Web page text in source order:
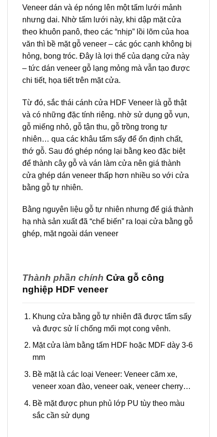
Veneer dán và ép nóng lên một tấm lưới mảnh
nhưng dai. Nhờ tấm lưới này, khi dập mặt cửa
theo khuôn panô, theo các “nhịp” lồi lõm của hoa
văn thì bề mặt gỗ veneer – các góc cạnh không bị
hỏng, bong tróc. Đây là lợi thế của dạng cửa này
– tức dán veneer gỗ lạng mỏng mà vẫn tạo được
chi tiết, họa tiết trên mặt cửa.
Từ đó, sắc thái cánh cửa HDF Veneer là gỗ thật
và có những đặc tính riêng. nhờ sử dụng gỗ vụn,
gỗ miếng nhỏ, gỗ tận thu, gỗ trồng trong tự
nhiên… qua các khâu tẩm sấy để ổn định chất,
thớ gỗ. Sau đó ghép nóng lại bằng keo đặc biệt
để thành cây gỗ và ván làm cửa nên giá thành
cửa ghép dán veneer thấp hơn nhiều so với cửa
bằng gỗ tự nhiên.
Bằng nguyên liệu gỗ tự nhiên nhưng để giá thành
hạ nhà sản xuất đã “chế biến” ra loại cửa bằng gỗ
ghép, mặt ngoài dán veneer
Thành phần chính Cửa gỗ công
nghiệp HDF veneer
Khung cửa bằng gỗ tự nhiên đã được tẩm sấy
và được sử lí chống mối mọt cong vênh.
Mặt cửa làm bằng tấm HDF hoặc MDF dày 3-6
mm
Bề mặt là các loại Veneer: Veneer căm xe,
veneer xoan đào, veneer oak, veneer cherry…
Bề mặt được phun phủ lớp PU tùy theo màu
sắc cần sử dụng